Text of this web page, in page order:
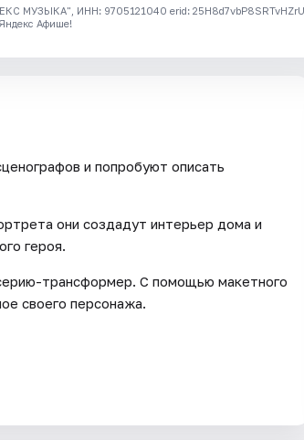
МУЗЫКА", ИНН: 9705121040 erid:
Афише!
и попробуют описать
они создадут интерьер дома и
героя.
трансформер. С помощью макетного
своего персонажа.